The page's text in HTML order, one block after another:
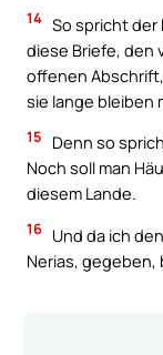
14 So spricht der
diese Briefe, den
offenen
sie lange bleiben
15
Denn so
Noch soll man
diesem Lande.
16 Und da ich
Nerias, gegeben,